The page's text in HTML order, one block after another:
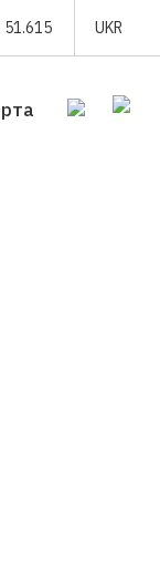
51.615 UKR